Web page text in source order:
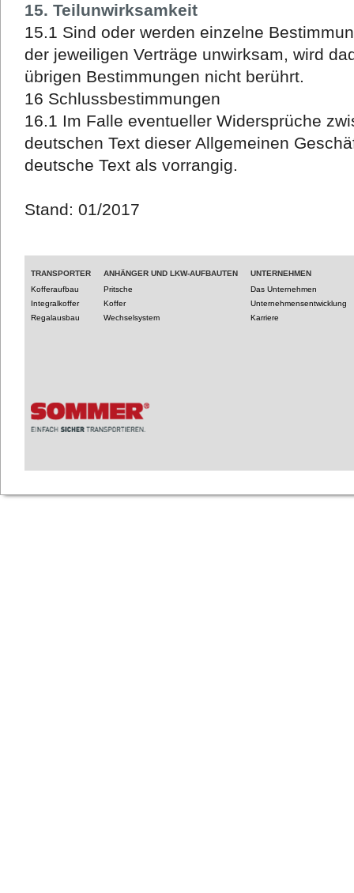
15. Teilunwirksamkeit
15.1 Sind oder werden einzelne
der jeweiligen Verträge unwirksam, wird
übrigen Bestimmungen nicht berührt.
16 Schlussbestimmungen
16.1 Im Falle eventueller Widersprüche
deutschen Text dieser Allgemeinen
deutsche Text als vorrangig.
Stand: 01/2017
TRANSPORTER
Kofferaufbau
Integralkoffer
Regalausbau
ANHÄNGER UND LKW-AUFBAUTEN
Pritsche
Koffer
Wechselsystem
UNTERNEHMEN
Das Unternehmen
Unternehmensentwicklung
Karriere